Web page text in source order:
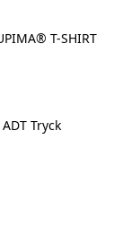
T-SHIRT